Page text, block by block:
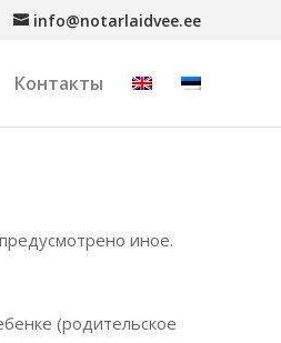
info@notarlaidvee.ee
Контакты
иное.
(родительское